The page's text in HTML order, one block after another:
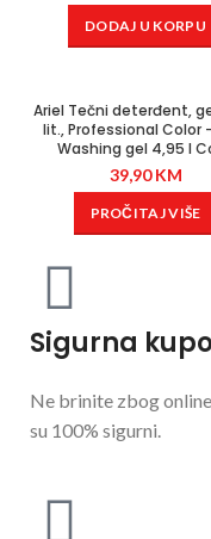
DODAJ U KORPU
Ariel Tečni deterđent,
lit., Professional Color
Washing gel 4,95 l
39,90KM
PROČITAJ VIŠE
Sigurna
Ne brinite zbog
su 100% sigurni.